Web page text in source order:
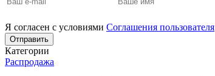
Я согласен с условиями Соглашения пользователя
Отправить
Категории
Распродажа